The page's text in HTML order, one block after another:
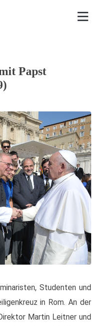
Papst
Studenten und
in Rom. An der
Martin Leitner und